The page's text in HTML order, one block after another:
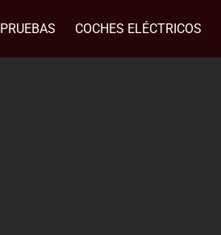
PRUEBAS COCHES ELÉCTRICOS